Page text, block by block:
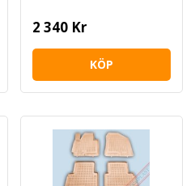
2 340 Kr
KÖP